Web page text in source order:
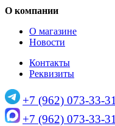
О компании
О магазине
Новости
Контакты
Реквизиты
+7 (962) 073-33-31
+7 (962) 073-33-31